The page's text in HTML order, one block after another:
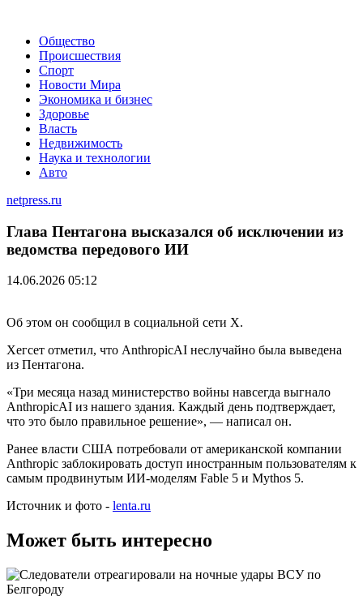
Общество
Происшествия
Спорт
Новости Мира
Экономика и бизнес
Здоровье
Власть
Недвижимость
Наука и технологии
Авто
netpress.ru
Глава Пентагона высказался об исключении из
ведомства передового ИИ
14.06.2026 05:12
Об этом он сообщил в социальной сети X.
Хегсет отметил, что AnthropicAI неслучайно была выведена
из Пентагона.
«Три месяца назад министерство войны навсегда выгнало
AnthropicAI из нашего здания. Каждый день подтверждает,
что это было правильное решение», — написал он.
Ранее власти США потребовали от американской компании
Anthropic заблокировать доступ иностранным пользователям к
самым продвинутым ИИ-моделям Fable 5 и Mythos 5.
Источник и фото - lenta.ru
Может быть интересно